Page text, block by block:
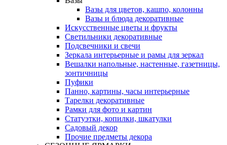
Вазы для цветов, кашпо, колонны
Вазы и блюда декоративные
Искусственные цветы и фрукты
Светильники декоративные
Подсвечники и свечи
Зеркала интерьерные и рамы для зеркал
Вешалки напольные, настенные, газетницы,
зонтичницы
Пуфики
Панно, картины, часы интерьерные
Тарелки декоративные
Рамки для фото и картин
Статуэтки, копилки, шкатулки
Садовый декор
Прочие предметы декора